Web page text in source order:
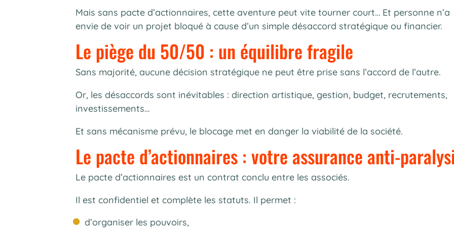
Mais sans pacte d’actionnaires, cette aventure peut vite tourner court… Et personne n’a
envie de voir un projet bloqué à cause d’un simple désaccord stratégique ou financier.
Le piège du 50/50 : un équilibre fragile
Sans majorité, aucune décision stratégique ne peut être prise sans l’accord de l’autre.
Or, les désaccords sont inévitables : direction artistique, gestion, budget, recrutements,
investissements…
Et sans mécanisme prévu, le blocage met en danger la viabilité de la société.
Le pacte d’actionnaires : votre assurance anti-
Le pacte d’actionnaires est un contrat conclu entre les associés.
Il est confidentiel et complète les statuts. Il permet :
d’organiser les pouvoirs,